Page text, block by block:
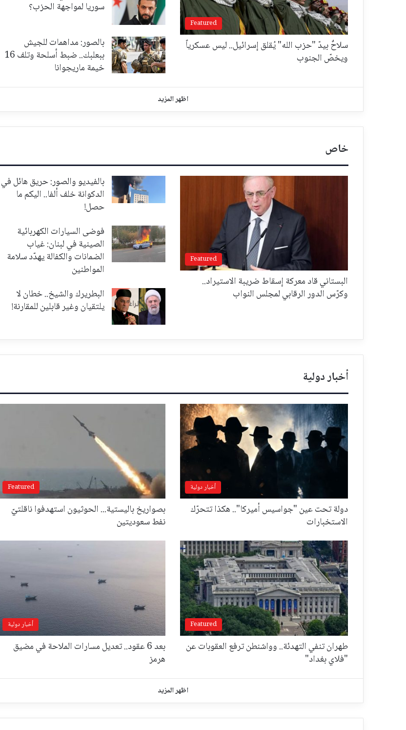
Featured
سلاحٌ بيدّ "حزب الله" يُقلق إسرائيل.. ليس عسكرياً
ويخصّ الجنوب
سوريا لمواجهة الحزب؟
بالصور: مداهمات للجيش
ببعلبك.. ضبط أسلحة وتلف 16
خيمة ماريجوانا
اظهر المزيد
خاص
Featured
البستاني قاد معركة إسقاط ضريبة الاستيراد..
وكرّس الدور الرقابي لمجلس النواب
بالفيديو والصور: حريق هائل في
الدكوانة خلف ألفا.. اليكم ما
حصل!
فوضى السيارات الكهربائية
الصينية في لبنان: غياب
الضمانات والكفالة يهدّد سلامة
المواطنين
البطريرك والشيخ.. خطان لا
يلتقيان وغير قابلين للمقارنة!
أخبار دولية
أخبار دولية
دولة تحت عين "جواسيس أميركا".. هكذا تتحرّك
الاستخبارات
Featured
بصواريخ باليستية... الحوثيون استهدفوا ناقلتيّ
نفط سعوديتين
Featured
طهران تنفي التهدئة.. وواشنطن ترفع العقوبات عن
"فلاي بغداد"
أخبار دولية
بعد 6 عقود.. تعديل مسارات الملاحة في مضيق
هرمز
اظهر المزيد